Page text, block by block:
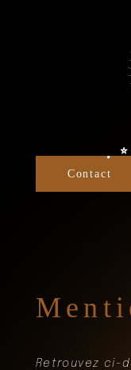
Contact
Retrouvez ci-